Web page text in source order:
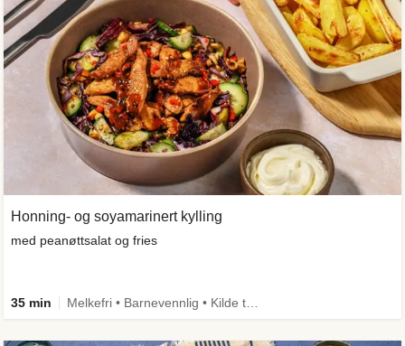
Honning- og soyamarinert kylling
med peanøttsalat og fries
35 min